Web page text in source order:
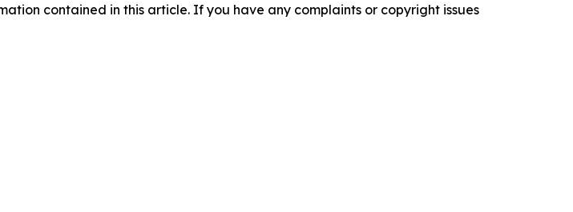
contained in this article. If you have any complaints or copyright issues